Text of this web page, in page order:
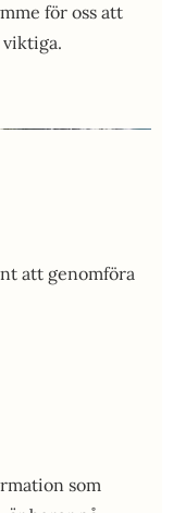
för oss att
att genomföra
som